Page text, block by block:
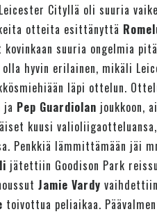
Cityllä oli suuria
otteita esittänyttä
suuria ongelmia
hyvin erilainen, mikäli
läpi ottelun.
ja Pep Guardiolan joukkoon,
kuusi
Penkkiä lämmittämään jäi
jätettiin Goodison Park
Jamie Vardy
toivottua peliaikaa.